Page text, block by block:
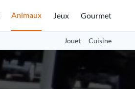
Animaux Jeux Gourmet
Jouet Cuisine